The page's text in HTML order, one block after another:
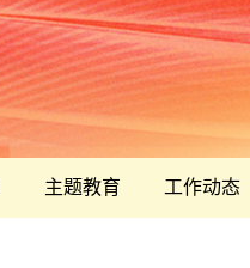
主题教育 工作动态